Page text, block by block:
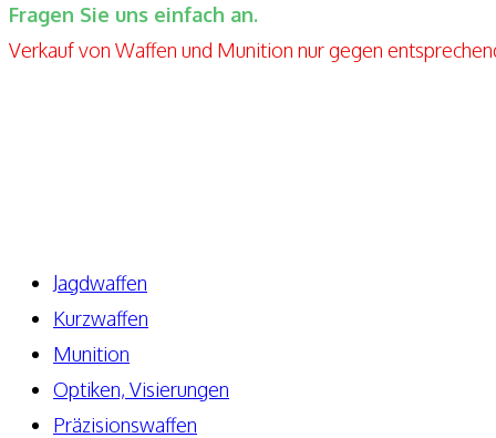
Fragen Sie uns einfach an.
Verkauf von Waffen und Munition nur gegen
Jagdwaffen
Kurzwaffen
Munition
Optiken, Visierungen
Präzisionswaffen